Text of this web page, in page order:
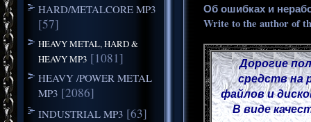
HARD/METALCORE MP3
[57]
HEAVY METAL, HARD &
HEAVY MP3 [1081]
HEAVY /POWER METAL
MP3 [2086]
INDUSTRIAL MP3 [63]
Об ошибках и
Write to the author of
Дорогие
средств на
файлов и
В виде